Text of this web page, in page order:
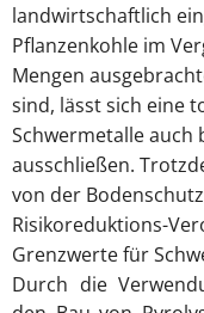
landwirtschaftlich
Pflanzenkohle im
Mengen
sind, lässt sich eine
Schwermetalle auch
ausschließen.
von der
Risikoreduktions-
Grenzwerte für
Durch die